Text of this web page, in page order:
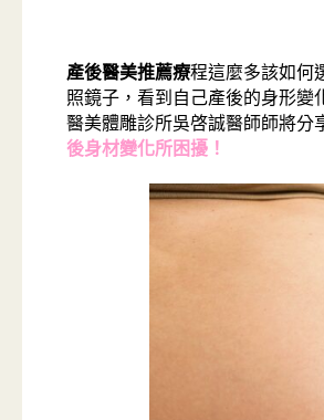
產後醫美推薦療程這麼多該如何
照鏡子，看到自己產後的身形變
醫美體雕診所吳啓誠醫師師將分
後身材變化所困擾！